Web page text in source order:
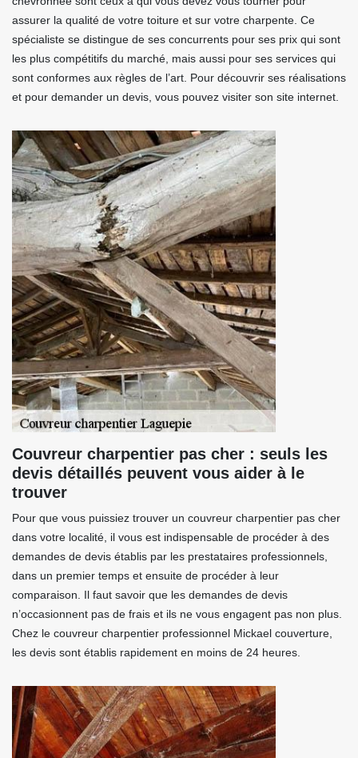
assurer la qualité de votre toiture et sur votre charpente. Ce
spécialiste se distingue de ses concurrents pour ses prix qui sont
les plus compétitifs du marché, mais aussi pour ses services qui
sont conformes aux règles de l’art. Pour découvrir ses réalisations
et pour demander un devis, vous pouvez visiter son site internet.
Couvreur charpentier pas cher : seuls les
devis détaillés peuvent vous aider à le
trouver
Pour que vous puissiez trouver un couvreur charpentier pas cher
dans votre localité, il vous est indispensable de procéder à des
demandes de devis établis par les prestataires professionnels,
dans un premier temps et ensuite de procéder à leur
comparaison. Il faut savoir que les demandes de devis
n’occasionnent pas de frais et ils ne vous engagent pas non plus.
Chez le couvreur charpentier professionnel Mickael couverture,
les devis sont établis rapidement en moins de 24 heures.